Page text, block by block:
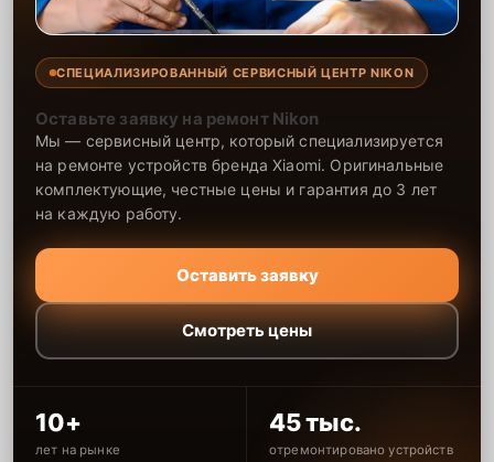
СПЕЦИАЛИЗИРОВАННЫЙ СЕРВИСНЫЙ ЦЕНТР NIKON
Оставьте заявку на ремонт Nikon
Мы — сервисный центр, который специализируется
на ремонте устройств бренда Xiaomi. Оригинальные
комплектующие, честные цены и гарантия до 3 лет
на каждую работу.
Оставить заявку
Смотреть цены
10+
лет на рынке
45 тыс.
отремонтировано устройств